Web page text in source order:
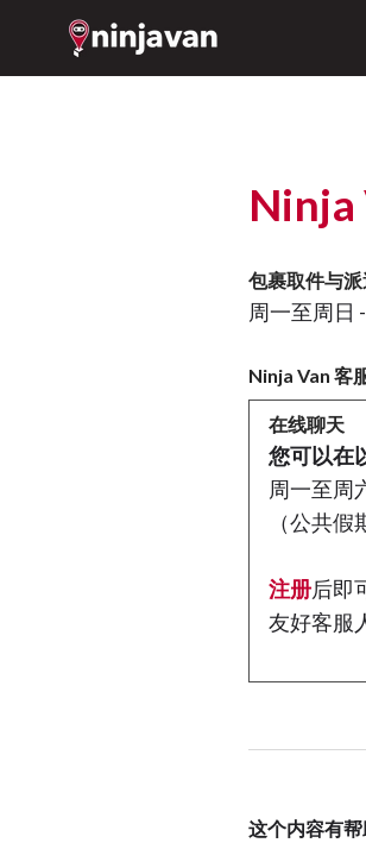
Ninja
包裹取件与派
周一至周日
Ninja Van 客
在线聊天
您可以在
周一至周
（公共假
注册后即
友好客服
这个内容有帮